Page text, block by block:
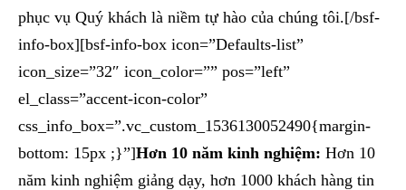
phục vụ Quý khách là niềm tự hào của chúng tôi.[/bsf-
info-box][bsf-info-box icon=”Defaults-list”
icon_size=”32″ icon_color=”” pos=”left”
el_class=”accent-icon-color”
css_info_box=”.vc_custom_1536130052490{margin-
bottom: 15px ;}”]Hơn 10 năm kinh nghiệm: Hơn 10
năm kinh nghiệm giảng dạy, hơn 1000 khách hàng tin